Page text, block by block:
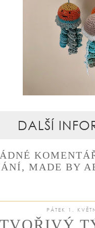
DALŠÍ
, MADE BY
PÁTEK 1.